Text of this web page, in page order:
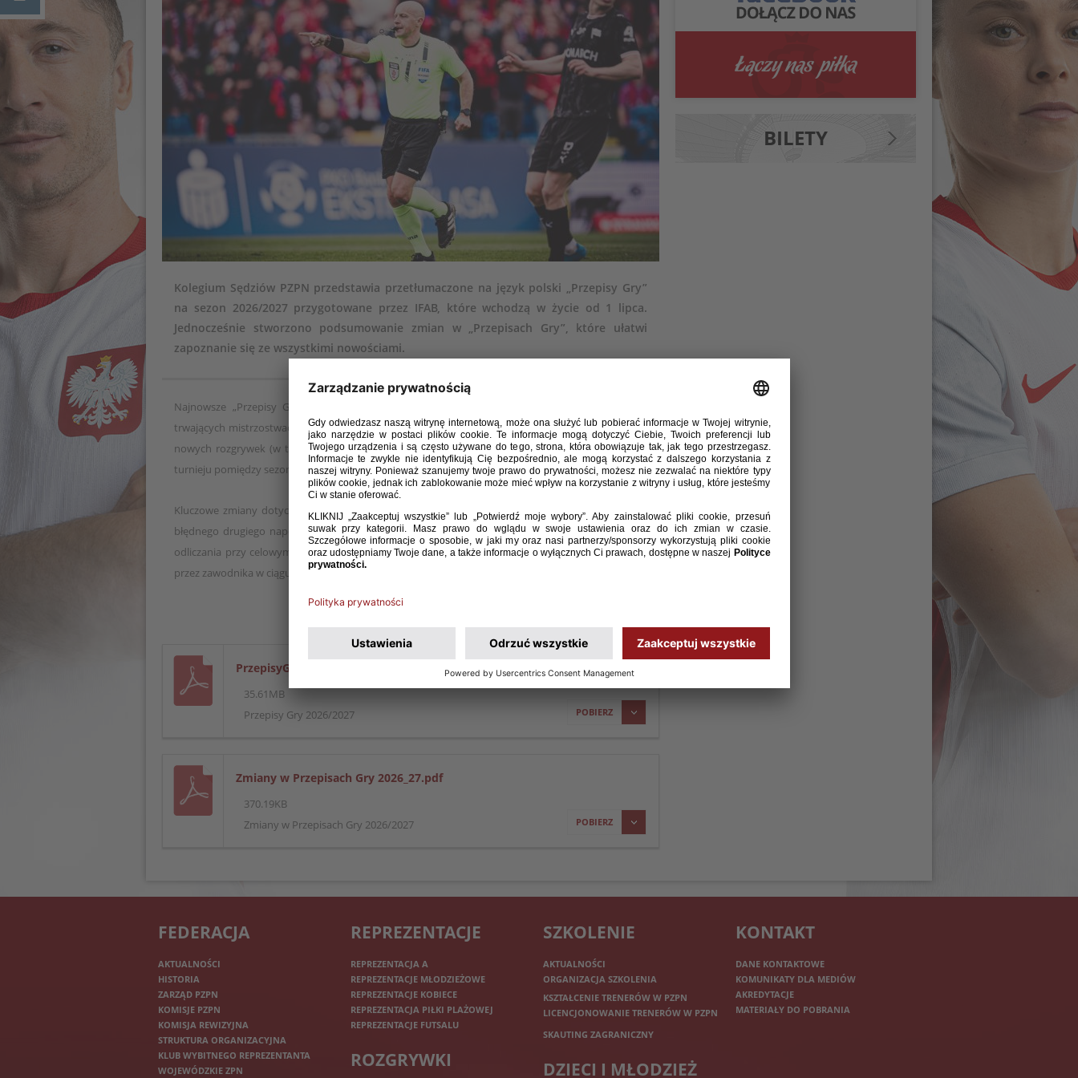
Kolegium Sędziów PZPN przedstawia przetłumaczone na język polski „Przepisy Gry”
na sezon 2026/2027 przygotowane przez IFAB, które wchodzą w życie od 1 lipca.
Jednocześnie stworzono podsumowanie zmian w „Przepisach Gry”, które ułatwi
zapoznanie się ze wszystkimi nowościami.
Najnowsze „Przepisy Gry” zawierają zmiany, które piłkarscy kibice mogą już obserwować na
trwających mistrzostwach świata. Tak dzieje się od lat, że modyfikacje, które mają obowiązywać od
nowych rozgrywek (w tym przypadku od 1 lipca), mają zastosowanie już od międzynarodowego
turnieju pomiędzy sezonami.
Kluczowe zmiany dotyczą m.in. analizy VAR i pomocy dla sędziego w przypadku jednoznacznego
błędnego drugiego napomnienia, które jest efektem wykluczenia zawodnika, pięciosekundowego
odliczania przy celowym opóźnianiu wrzutu z autu lub rzutu od bramki czy opuszczenia pola gry
przez zawodnika w ciągu dziesięciu sekund od wyświetlenia wymiany na tablicy zmian.
POBIERZ
PrzepisyGry_20256_27_bez Postanowień.pdf
35.61MB
Przepisy Gry 2026/2027
POBIERZ
Zmiany w Przepisach Gry 2026_27.pdf
370.19KB
Zmiany w Przepisach Gry 2026/2027
BILETY
FEDERACJA
AKTUALNOŚCI
HISTORIA
ZARZĄD PZPN
KOMISJE PZPN
KOMISJA REWIZYJNA
STRUKTURA ORGANIZACYJNA
KLUB WYBITNEGO REPREZENTANTA
WOJEWÓDZKIE ZPN
REPREZENTACJE
REPREZENTACJA A
REPREZENTACJE MŁODZIEŻOWE
REPREZENTACJE KOBIECE
REPREZENTACJA PIŁKI PLAŻOWEJ
REPREZENTACJE FUTSALU
ROZGRYWKI
SZKOLENIE
AKTUALNOŚCI
ORGANIZACJA SZKOLENIA
KSZTAŁCENIE TRENERÓW W PZPN
LICENCJONOWANIE TRENERÓW W PZPN
SKAUTING ZAGRANICZNY
DZIECI I MŁODZIEŻ
KONTAKT
DANE KONTAKTOWE
KOMUNIKATY DLA MEDIÓW
AKREDYTACJE
MATERIAŁY DO POBRANIA